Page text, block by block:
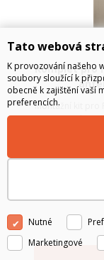
Komplet pro
Montážní kit pro
Tato webová
K provozování našeho
soubory sloužící k
obecně k zajištění vaší
preferencích.
Nutné
Marketingové